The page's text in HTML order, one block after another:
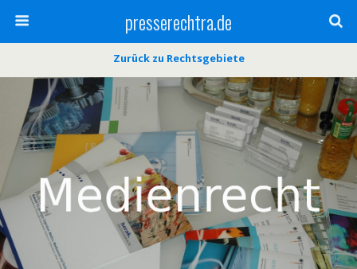
presserechtra.de
Zurück zu Rechtsgebiete